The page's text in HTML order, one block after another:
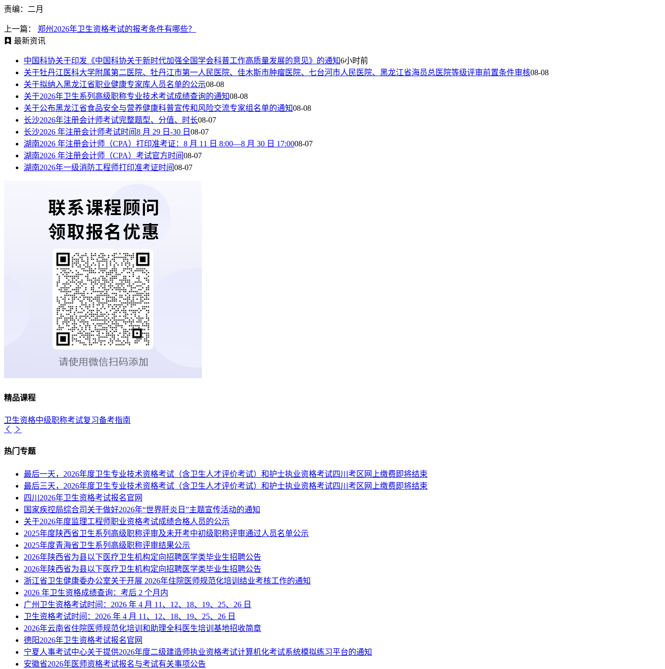
责编：二月
上一篇：
郑州2026年卫生资格考试的报考条件有哪些？
最新资讯
中国科协关于印发《中国科协关于新时代加强全国学会科普工作高质量发展的意见》的通知6小时前
关于牡丹江医科大学附属第二医院、牡丹江市第一人民医院、佳木斯市肿瘤医院、七台河市人民医院、黑龙江省海员总医院等级评审前置条件审核08-08
关于拟纳入黑龙江省职业健康专家库人员名单的公示08-08
关于2026年卫生系列高级职称专业技术考试成绩查询的通知08-08
关于公布黑龙江省食品安全与营养健康科普宣传和风险交流专家组名单的通知08-08
长沙2026年注册会计师考试完整题型、分值、时长08-07
长沙2026 年注册会计师考试时间8 月 29 日-30 日 08-07
湖南2026 年注册会计师（CPA）打印准考证：8 月 11 日 8:00—8 月 30 日 17:0008-07
湖南2026 年注册会计师（CPA）考试官方时间08-07
湖南2026年一级消防工程师打印准考证时间08-07
精品课程
卫生资格中级职称考试复习备考指南
热门专题
最后一天，2026年度卫生专业技术资格考试（含卫生人才评价考试）和护士执业资格考试四川考区网上缴费即将结束
最后三天，2026年度卫生专业技术资格考试（含卫生人才评价考试）和护士执业资格考试四川考区网上缴费即将结束
四川2026年卫生资格考试报名官网
国家疾控局综合司关于做好2026年“世界肝炎日”主题宣传活动的通知
关于2026年度监理工程师职业资格考试成绩合格人员的公示
2025年度陕西省卫生系列高级职称评审及未开考中初级职称评审通过人员名单公示
2025年度青海省卫生系列高级职称评审结果公示
2026年陕西省为县以下医疗卫生机构定向招聘医学类毕业生招聘公告
2026年陕西省为县以下医疗卫生机构定向招聘医学类毕业生招聘公告
浙江省卫生健康委办公室关于开展 2026年住院医师规范化培训结业考核工作的通知
2026 年卫生资格成绩查询：考后 2 个月内
广州卫生资格考试时间：2026 年 4 月 11、12、18、19、25、26 日
卫生资格考试时间：2026 年 4 月 11、12、18、19、25、26 日
2026年云南省住院医师规范化培训和助理全科医生培训基地招收简章
德阳2026年卫生资格考试报名官网
宁夏人事考试中心关于提供2026年度二级建造师执业资格考试计算机化考试系统模拟练习平台的通知
安徽省2026年医师资格考试报名与考试有关事项公告